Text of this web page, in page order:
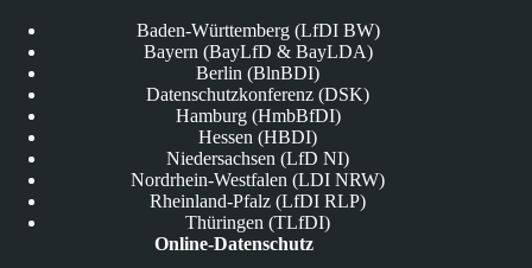
Baden-Württemberg (LfDI BW)
Bayern (BayLfD & BayLDA)
Berlin (BlnBDI)
Datenschutzkonferenz (DSK)
Hamburg (HmbBfDI)
Hessen (HBDI)
Niedersachsen (LfD NI)
Nordrhein-Westfalen (LDI NRW)
Rheinland-Pfalz (LfDI RLP)
Thüringen (TLfDI)
Online-Datenschutz